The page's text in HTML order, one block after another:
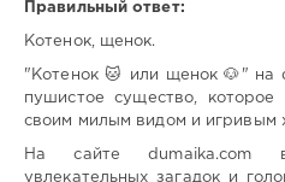
Правильный ответ:
Котенок, щенок.
"Котенок 🐱 или щенок 🐶" на
пушистое существо,
своим милым видом и игривым
На сайте dumaika.com
увлекательных загадок и